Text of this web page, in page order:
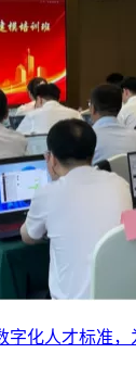
字化人才标准